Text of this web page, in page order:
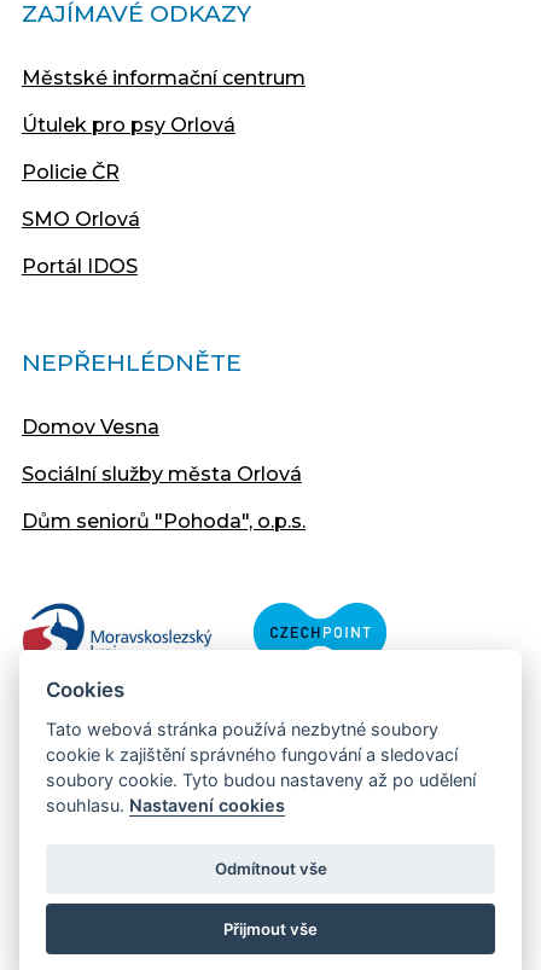
ZAJÍMAVÉ ODKAZY
Městské informační centrum
Útulek pro psy Orlová
Policie ČR
SMO Orlová
Portál IDOS
NEPŘEHLÉDNĚTE
Domov Vesna
Sociální služby města Orlová
Dům seniorů "Pohoda", o.p.s.
Copyright © 2013 - 2026 Městský úřad Orlová
Cookies
Tato webová stránka používá nezbytné soubory
cookie k zajištění správného fungování a sledovací
soubory cookie. Tyto budou nastaveny až po udělení
souhlasu. Nastavení cookies
Odmítnout vše
Přijmout vše